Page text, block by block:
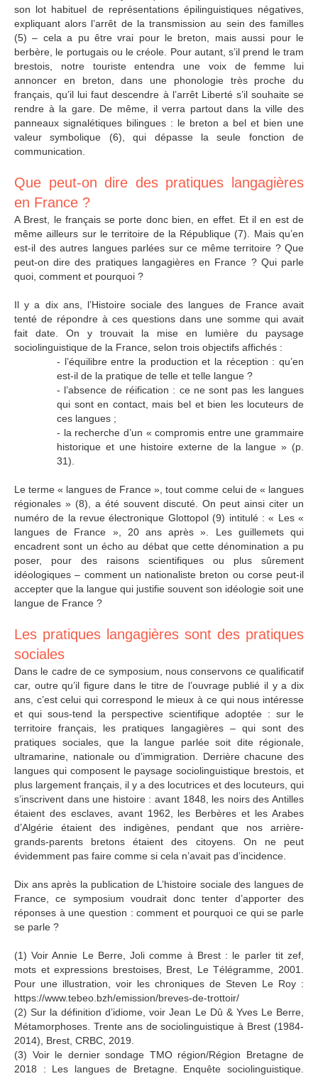
son lot habituel de représentations épilinguistiques négatives,
expliquant alors l’arrêt de la transmission au sein des familles
(5) – cela a pu être vrai pour le breton, mais aussi pour le
berbère, le portugais ou le créole. Pour autant, s’il prend le tram
brestois, notre touriste entendra une voix de femme lui
annoncer en breton, dans une phonologie très proche du
français, qu’il lui faut descendre à l’arrêt Liberté s’il souhaite se
rendre à la gare. De même, il verra partout dans la ville des
panneaux signalétiques bilingues : le breton a bel et bien une
valeur symbolique (6), qui dépasse la seule fonction de
communication.
Que peut-on dire des pratiques langagières
en France ?
A Brest, le français se porte donc bien, en effet. Et il en est de
même ailleurs sur le territoire de la République (7). Mais qu’en
est-il des autres langues parlées sur ce même territoire ? Que
peut-on dire des pratiques langagières en France ? Qui parle
quoi, comment et pourquoi ?
Il y a dix ans, l’Histoire sociale des langues de France avait
tenté de répondre à ces questions dans une somme qui avait
fait date. On y trouvait la mise en lumière du paysage
sociolinguistique de la France, selon trois objectifs affichés :
- l’équilibre entre la production et la réception : qu’en
est-il de la pratique de telle et telle langue ?
- l’absence de réification : ce ne sont pas les langues
qui sont en contact, mais bel et bien les locuteurs de
ces langues ;
- la recherche d’un « compromis entre une grammaire
historique et une histoire externe de la langue » (p.
31).
Le terme « langues de France », tout comme celui de « langues
régionales » (8), a été souvent discuté. On peut ainsi citer un
numéro de la revue électronique Glottopol (9) intitulé : « Les «
langues de France », 20 ans après ». Les guillemets qui
encadrent sont un écho au débat que cette dénomination a pu
poser, pour des raisons scientifiques ou plus sûrement
idéologiques – comment un nationaliste breton ou corse peut-il
accepter que la langue qui justifie souvent son idéologie soit une
langue de France ?
Les pratiques langagières sont des pratiques
sociales
Dans le cadre de ce symposium, nous conservons ce qualificatif
car, outre qu’il figure dans le titre de l’ouvrage publié il y a dix
ans, c’est celui qui correspond le mieux à ce qui nous intéresse
et qui sous-tend la perspective scientifique adoptée : sur le
territoire français, les pratiques langagières – qui sont des
pratiques sociales, que la langue parlée soit dite régionale,
ultramarine, nationale ou d’immigration. Derrière chacune des
langues qui composent le paysage sociolinguistique brestois, et
plus largement français, il y a des locutrices et des locuteurs, qui
s’inscrivent dans une histoire : avant 1848, les noirs des Antilles
étaient des esclaves, avant 1962, les Berbères et les Arabes
d’Algérie étaient des indigènes, pendant que nos arrière-
grands-parents bretons étaient des citoyens. On ne peut
évidemment pas faire comme si cela n’avait pas d’incidence.
Dix ans après la publication de L’histoire sociale des langues de
France, ce symposium voudrait donc tenter d’apporter des
réponses à une question : comment et pourquoi ce qui se parle
se parle ?
(1) Voir Annie Le Berre, Joli comme à Brest : le parler tit zef,
mots et expressions brestoises, Brest, Le Télégramme, 2001.
Pour une illustration, voir les chroniques de Steven Le Roy :
https://www.tebeo.bzh/emission/breves-de-trottoir/
(2) Sur la définition d’idiome, voir Jean Le Dû & Yves Le Berre,
Métamorphoses. Trente ans de sociolinguistique à Brest (1984-
2014), Brest, CRBC, 2019.
(3) Voir le dernier sondage TMO région/Région Bretagne de
2018 : Les langues de Bretagne. Enquête sociolinguistique.